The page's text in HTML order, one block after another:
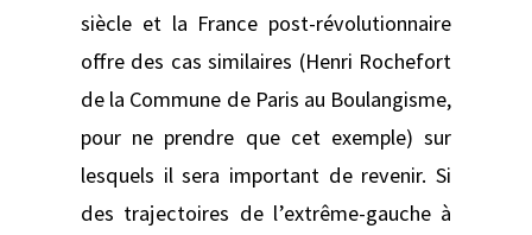
siècle et la France post-révolutionnaire
offre des cas similaires (Henri Rochefort
de la Commune de Paris au Boulangisme,
pour ne prendre que cet exemple) sur
lesquels il sera important de revenir. Si
des trajectoires de l’extrême-gauche à